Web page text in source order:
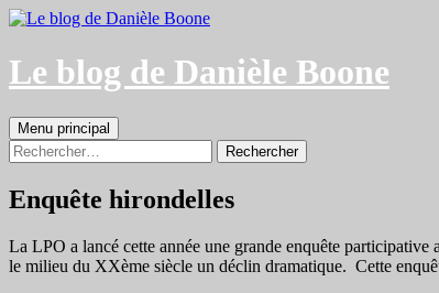
Aller
contenu
Le blog de Danièle Boone
Recherche
Menu principal
Rechercher :
Enquête hirondelles
La LPO a lancé cette année une grande enquête
le milieu du XXème siècle un déclin dramatique. Cette